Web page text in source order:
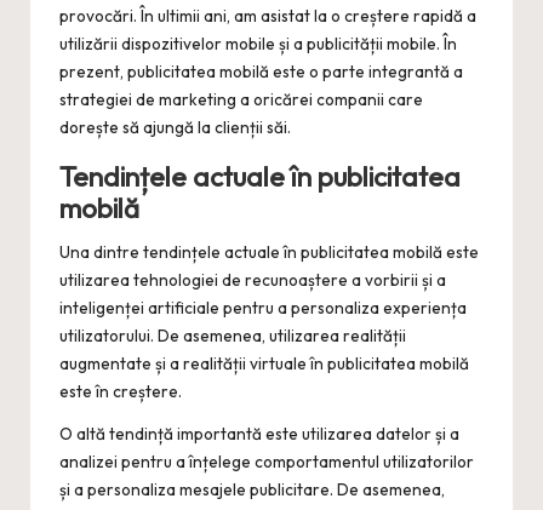
provocări. În ultimii ani, am asistat la o creștere rapidă a
utilizării dispozitivelor mobile și a publicității mobile. În
prezent, publicitatea mobilă este o parte integrantă a
strategiei de marketing a oricărei companii care
dorește să ajungă la clienții săi.
Tendințele actuale în publicitatea
mobilă
Una dintre tendințele actuale în publicitatea mobilă este
utilizarea tehnologiei de recunoaștere a vorbirii și a
inteligenței artificiale pentru a personaliza experiența
utilizatorului. De asemenea, utilizarea realității
augmentate și a realității virtuale în publicitatea mobilă
este în creștere.
O altă tendință importantă este utilizarea datelor și a
analizei pentru a înțelege comportamentul utilizatorilor
și a personaliza mesajele publicitare. De asemenea,